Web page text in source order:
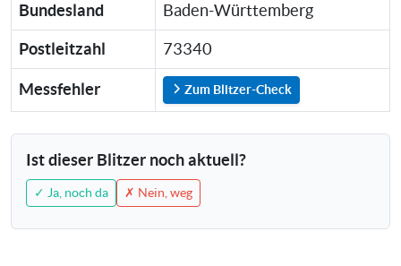
Bundesland Baden-Württemberg
Postleitzahl 73340
Messfehler Zum Blitzer-Check
Ist dieser Blitzer noch aktuell?
✓ Ja, noch da ✗ Nein, weg